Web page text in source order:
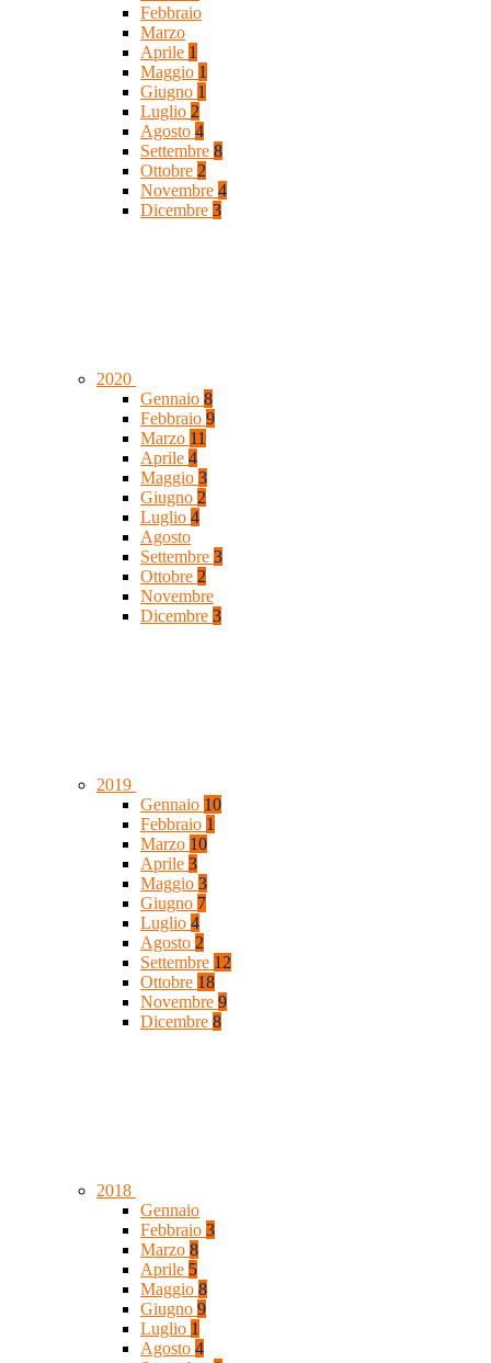
Febbraio
Marzo
Aprile 1
Maggio 1
Giugno 1
Luglio 2
Agosto 4
Settembre 8
Ottobre 2
Novembre 4
Dicembre 3
2020
Gennaio 8
Febbraio 9
Marzo 11
Aprile 4
Maggio 3
Giugno 2
Luglio 4
Agosto
Settembre 3
Ottobre 2
Novembre
Dicembre 3
2019
Gennaio 10
Febbraio 1
Marzo 10
Aprile 3
Maggio 3
Giugno 7
Luglio 4
Agosto 2
Settembre 12
Ottobre 18
Novembre 9
Dicembre 8
2018
Gennaio
Febbraio 3
Marzo 8
Aprile 5
Maggio 8
Giugno 9
Luglio 1
Agosto 4